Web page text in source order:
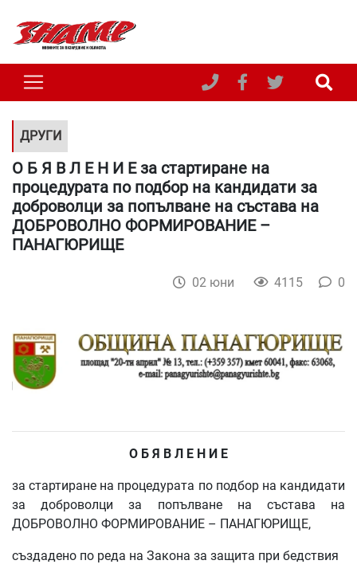
ДРУГИ
О Б Я В Л Е Н И Е за стартиране на
процедурата по подбор на кандидати за
доброволци за попълване на състава на
ДОБРОВОЛНО ФОРМИРОВАНИЕ –
ПАНАГЮРИЩЕ
02 юни 4115 0
О Б Я В Л Е Н И Е
за стартиране на процедурата по подбор на кандидати
за доброволци за попълване на състава на
ДОБРОВОЛНО ФОРМИРОВАНИЕ – ПАНАГЮРИЩЕ,
създадено по реда на Закона за защита при бедствия